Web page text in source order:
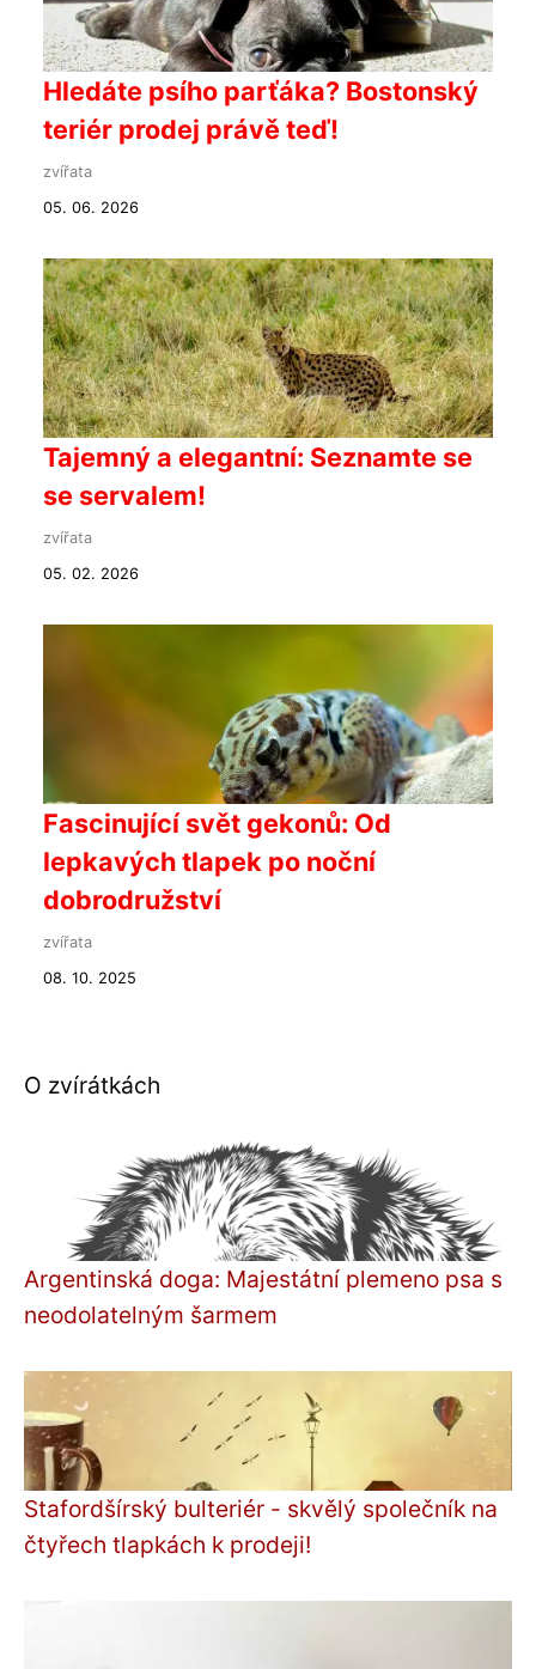
Hledáte psího parťáka? Bostonský
teriér prodej právě teď!
zvířata
05. 06. 2026
Tajemný a elegantní: Seznamte se
se servalem!
zvířata
05. 02. 2026
Fascinující svět gekonů: Od
lepkavých tlapek po noční
dobrodružství
zvířata
08. 10. 2025
O zvírátkách
Argentinská doga: Majestátní plemeno psa s
neodolatelným šarmem
Stafordšírský bulteriér - skvělý společník na
čtyřech tlapkách k prodeji!